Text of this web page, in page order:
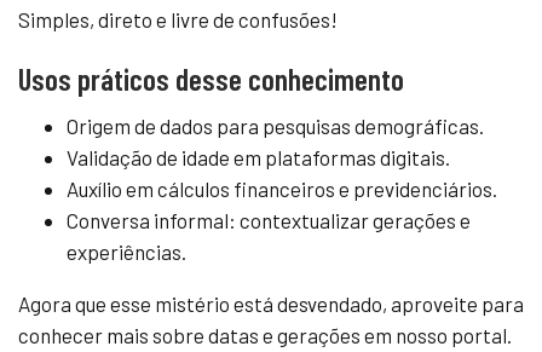
Simples, direto e livre de confusões!
Usos práticos desse conhecimento
Origem de dados para pesquisas demográficas.
Validação de idade em plataformas digitais.
Auxílio em cálculos financeiros e previdenciários.
Conversa informal: contextualizar gerações e
experiências.
Agora que esse mistério está desvendado, aproveite para
conhecer mais sobre datas e gerações em nosso portal.